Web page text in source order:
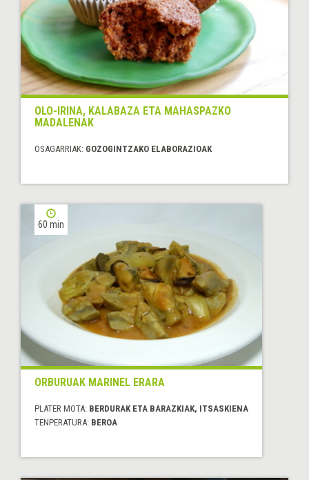
OLO-IRINA, KALABAZA ETA MAHASPAZKO
MADALENAK
OSAGARRIAK: GOZOGINTZAKO ELABORAZIOAK
60 min
ORBURUAK MARINEL ERARA
PLATER MOTA: BERDURAK ETA BARAZKIAK, ITSASKIENA
TENPERATURA: BEROA